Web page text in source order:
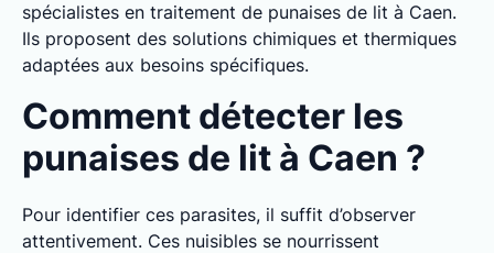
spécialistes en traitement de punaises de lit à Caen.
Ils proposent des solutions chimiques et thermiques
adaptées aux besoins spécifiques.
Comment détecter les
punaises de lit à Caen ?
Pour identifier ces parasites, il suffit d’observer
attentivement. Ces nuisibles se nourrissent